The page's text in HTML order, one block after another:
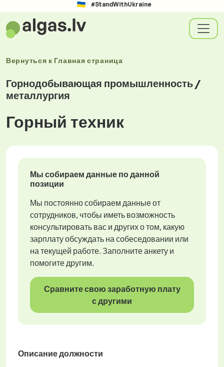
#StandWithUkraine
Вернуться к Главная страница
Горнодобывающая промышленность /
металлургия
Горный техник
Мы собираем данные по данной
позиции
Мы постоянно собираем данные от
сотрудников, чтобы иметь возможность
консультировать вас и других о том, какую
зарплату обсуждать на собеседовании или
на текущей работе. Заполните анкету и
помогите другим.
Сравните свою заработную плату
с другими
Описание должности